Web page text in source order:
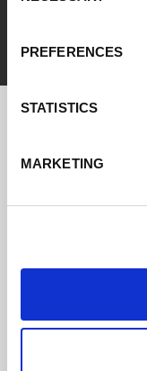
PREFERENCES
STATISTICS
MARKETING